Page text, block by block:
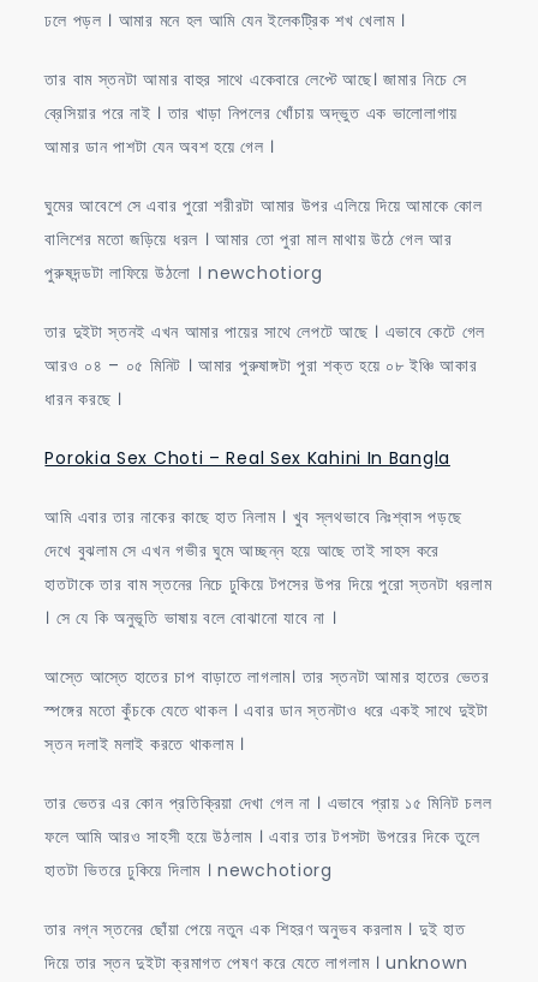
ঢলে পড়ল । আমার মনে হল আমি যেন ইলেকট্রিক শখ খেলাম ।
তার বাম স্তনটা আমার বাহুর সাথে একেবারে লেপ্টে আছে। জামার নিচে সে
ব্রেসিয়ার পরে নাই । তার খাড়া নিপলের খোঁচায় অদ্ভুত এক ভালোলাগায়
আমার ডান পাশটা যেন অবশ হয়ে গেল ।
ঘুমের আবেশে সে এবার পুরো শরীরটা আমার উপর এলিয়ে দিয়ে আমাকে কোল
বালিশের মতো জড়িয়ে ধরল । আমার তো পুরা মাল মাথায় উঠে গেল আর
পুরুষদন্ডটা লাফিয়ে উঠলো । newchotiorg
তার দুইটা স্তনই এখন আমার পায়ের সাথে লেপটে আছে । এভাবে কেটে গেল
আরও ০৪ – ০৫ মিনিট । আমার পুরুষাঙ্গটা পুরা শক্ত হয়ে ০৮ ইঞ্চি আকার
ধারন করছে ।
Porokia Sex Choti – Real Sex Kahini In Bangla
আমি এবার তার নাকের কাছে হাত নিলাম । খুব স্লথভাবে নিঃশ্বাস পড়ছে
দেখে বুঝলাম সে এখন গভীর ঘুমে আচ্ছন্ন হয়ে আছে তাই সাহস করে
হাতটাকে তার বাম স্তনের নিচে ঢুকিয়ে টপসের উপর দিয়ে পুরো স্তনটা ধরলাম
। সে যে কি অনুভূতি ভাষায় বলে বোঝানো যাবে না ।
আস্তে আস্তে হাতের চাপ বাড়াতে লাগলাম। তার স্তনটা আমার হাতের ভেতর
স্পঙ্গের মতো কুঁচকে যেতে থাকল । এবার ডান স্তনটাও ধরে একই সাথে দুইটা
স্তন দলাই মলাই করতে থাকলাম ।
তার ভেতর এর কোন প্রতিক্রিয়া দেখা গেল না । এভাবে প্রায় ১৫ মিনিট চলল
ফলে আমি আরও সাহসী হয়ে উঠলাম । এবার তার টপসটা উপরের দিকে তুলে
হাতটা ভিতরে ঢুকিয়ে দিলাম । newchotiorg
তার নগ্ন স্তনের ছোঁয়া পেয়ে নতুন এক শিহরণ অনুভব করলাম । দুই হাত
দিয়ে তার স্তন দুইটা ক্রমাগত পেষণ করে যেতে লাগলাম । unknown